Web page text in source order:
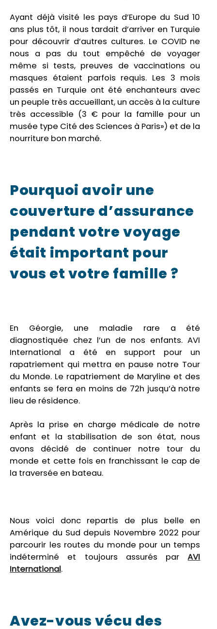
Ayant déjà visité les pays d’Europe du Sud 10
ans plus tôt, il nous tardait d’arriver en Turquie
pour découvrir d’autres cultures. Le COVID ne
nous a pas du tout empêché de voyager
même si tests, preuves de vaccinations ou
masques étaient parfois requis. Les 3 mois
passés en Turquie ont été enchanteurs avec
un peuple très accueillant, un accès à la culture
très accessible (3 € pour la famille pour un
musée type Cité des Sciences à Paris») et de la
nourriture bon marché.
Pourquoi avoir une
couverture d’assurance
pendant votre voyage
était important pour
vous et votre famille ?
En Géorgie, une maladie rare a été
diagnostiquée chez l’un de nos enfants. AVI
International a été en support pour un
rapatriement qui mettra en pause notre Tour
du Monde. Le rapatriement de Maryline et des
enfants se fera en moins de 72h jusqu’à notre
lieu de résidence.
Après la prise en charge médicale de notre
enfant et la stabilisation de son état, nous
avons décidé de continuer notre tour du
monde et cette fois en franchissant le cap de
la traversée en bateau.
Nous voici donc repartis de plus belle en
Amérique du Sud depuis Novembre 2022 pour
parcourir les routes du monde pour un temps
indéterminé et toujours assurés parAVI
International.
Avez-vous vécu des